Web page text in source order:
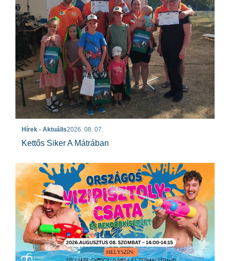
Hírek - Aktuális2026. 08. 07.
Kettős Siker A Mátrában